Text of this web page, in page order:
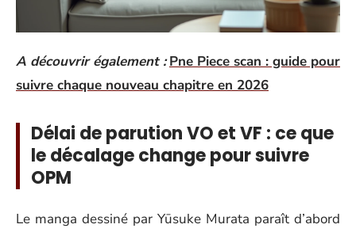
A découvrir également : Pne Piece scan : guide pour
suivre chaque nouveau chapitre en 2026
Délai de parution VO et VF : ce que
le décalage change pour suivre
OPM
Le manga dessiné par Yūsuke Murata paraît d’abord